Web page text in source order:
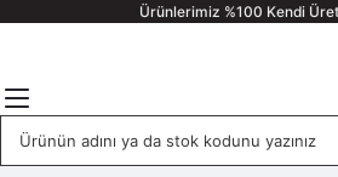
Ürünlerimiz %100 Kendi